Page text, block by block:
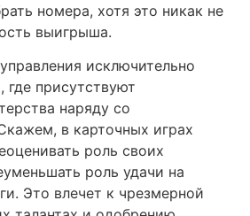
номера, хотя это никак не
выигрыша.
исключительно
где присутствуют
наряду со
в карточных играх
роль своих
роль удачи на
Это влечет к чрезмерной